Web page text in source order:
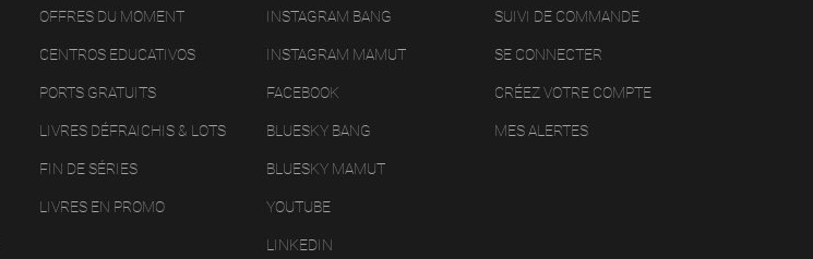
OFFRES DU MOMENT
CENTROS EDUCATIVOS
PORTS GRATUITS
LIVRES DÉFRAICHIS & LOTS
FIN DE SÉRIES
LIVRES EN PROMO
INSTAGRAM BANG
INSTAGRAM MAMUT
FACEBOOK
BLUESKY BANG
BLUESKY MAMUT
YOUTUBE
LINKEDIN
SUIVI DE COMMANDE
SE CONNECTER
CRÉEZ VOTRE COMPTE
MES ALERTES